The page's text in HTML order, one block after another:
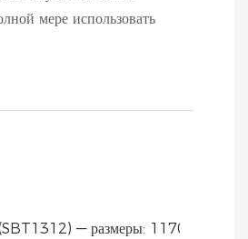
мере использовать